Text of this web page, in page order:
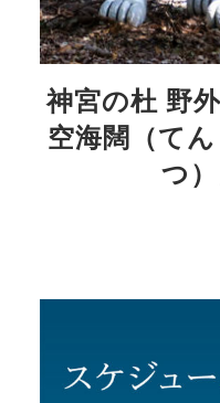
神宮の杜 野
空海闊（て
つ）